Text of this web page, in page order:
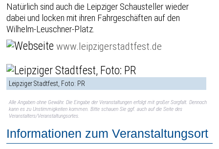
Natürlich sind auch die Leipziger Schausteller wieder
dabei und locken mit ihren Fahrgeschäften auf den
Wilhelm-Leuschner-Platz.
www.leipzigerstadtfest.de
Leipziger Stadtfest, Foto: PR
Alle Angaben ohne Gewähr. Die Eingabe der Veranstaltungen erfolgt mit großer Sorgfalt. Dennoch
kann es zu Unstimmigkeiten kommen. Bitte schauen Sie ggf. auch auf die Seite des
Veranstalters/Veranstaltungsortes.
Informationen zum Veranstaltungsort